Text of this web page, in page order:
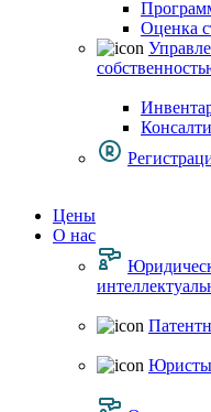
Оценка
Цены
О нас
Юристы